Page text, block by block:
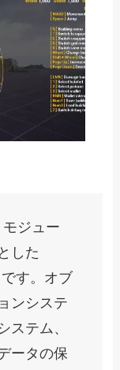
モジュー
した
す。オブ
ンシステ
ステム、
ータの保